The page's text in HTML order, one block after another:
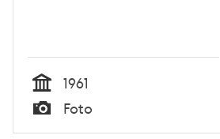
Tid
1961
Typ
Foto